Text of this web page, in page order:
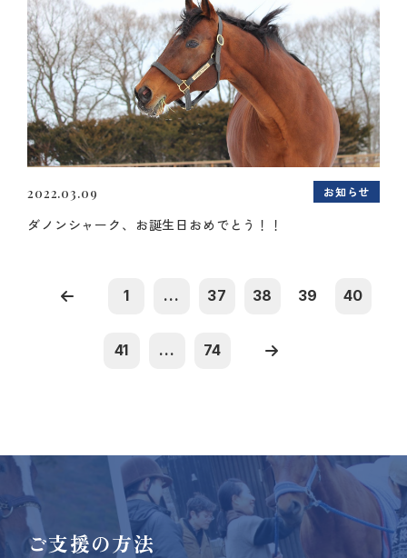
2022.03.09 お知らせ
ダノンシャーク、お誕生日おめでとう！！
1 ... 37 38 39 40
41 ... 74
ご支援の方法